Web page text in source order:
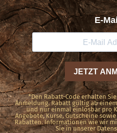
*Den Rabatt-Code erhalten
Anmeldung. Rabatt gültig ab
und nur einmal einlösbar pro
Angebote, Kurse, Gutscheine
Rabatten. Informationen wie wir
Sie in unserer